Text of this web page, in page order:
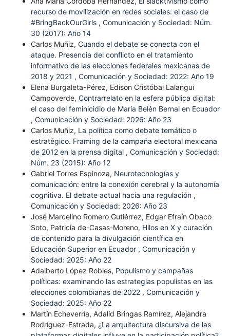
recurso de movilización en redes sociales: el caso de
#BringBackOurGirls , Comunicación y Sociedad: Núm.
30 (2017): Año 14
Carlos Muñiz, Cuando el debate se conecta con el
ataque. Presencia del conflicto en el tratamiento
informativo de las elecciones federales mexicanas de
2018 y 2021 , Comunicación y Sociedad: 2022: Año 19
Elena Burgaleta-Pérez, Edison Cristóbal Lalangui
Campoverde, Contrarrelato en la esfera pública digital:
el caso del feminicidio de María Belén Bernal en Ecuador
, Comunicación y Sociedad: 2026: Año 23
Carlos Muñiz, La política como debate temático o
estratégico. Framing de la campaña electoral mexicana
de 2012 en la prensa digital , Comunicación y Sociedad:
Núm. 23 (2015): Año 12
Gabriel Torres Espinoza, Neurotecnologías y
comunicación: entre la conexión cerebral y la autonomía
cognitiva. El debate actual hacia una regulación ,
Comunicación y Sociedad: 2026: Año 23
José Marcelino Romero Gutiérrez, Edgar Efraín Obaco
Soto, Patricia de-Casas-Moreno, Hilos en X y curación
de contenido para la divulgación científica en
Educación Superior en Ecuador , Comunicación y
Sociedad: 2025: Año 22
Adalberto López Robles, Populismo y campañas
políticas: examinando las estrategias populistas en las
elecciones colombianas de 2022 , Comunicación y
Sociedad: 2025: Año 22
Martín Echeverría, Adalid Bringas Ramírez, Alejandra
Rodríguez-Estrada, ¿La arquitectura discursiva de las